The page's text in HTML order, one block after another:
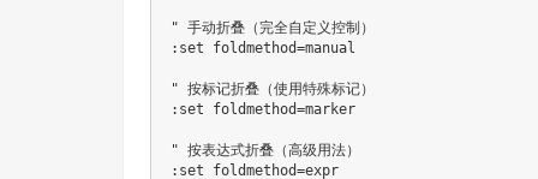
" 手动折叠（完全自定义控制）
:set foldmethod=manual
" 按标记折叠（使用特殊标记）
:set foldmethod=marker
" 按表达式折叠（高级用法）